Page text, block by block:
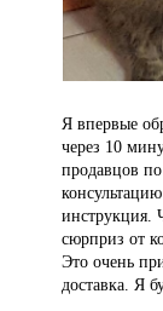
Я впервые
через 10
продавцов
инструкция.
сюрприз от
Это очень
доставка. Я